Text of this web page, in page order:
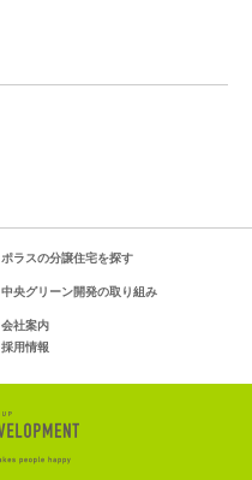
ポラスの分譲住宅を探す
中央グリーン開発の取り組み
会社案内
採用情報